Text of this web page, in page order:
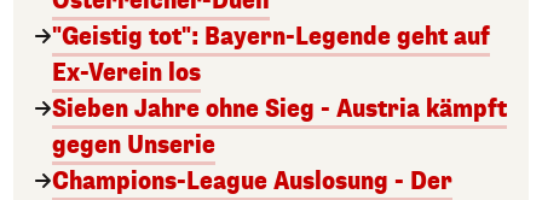
"Geistig tot": Bayern-Legende geht auf
Ex-Verein los
Sieben Jahre ohne Sieg - Austria kämpft
gegen Unserie
Champions-League Auslosung - Der